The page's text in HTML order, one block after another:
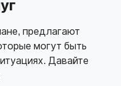
предлагают
могут быть
Давайте